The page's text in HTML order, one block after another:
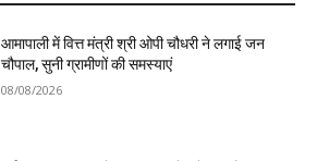
आमापाली में वित्त मंत्री श्री ओपी चौधरी ने लगाई जन
चौपाल, सुनी ग्रामीणों की समस्याएं
08/08/2026